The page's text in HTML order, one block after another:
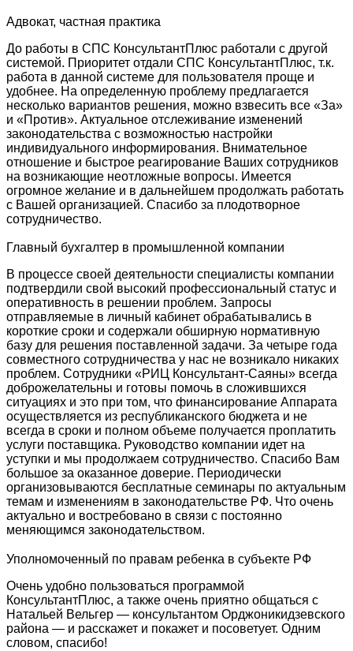
Адвокат, частная практика
До работы в СПС КонсультантПлюс работали с другой
системой. Приоритет отдали СПС КонсультантПлюс, т.к.
работа в данной системе для пользователя проще и
удобнее. На определенную проблему предлагается
несколько вариантов решения, можно взвесить все «За»
и «Против». Актуальное отслеживание изменений
законодательства с возможностью настройки
индивидуального информирования. Внимательное
отношение и быстрое реагирование Ваших сотрудников
на возникающие неотложные вопросы. Имеется
огромное желание и в дальнейшем продолжать работать
с Вашей организацией. Спасибо за плодотворное
сотрудничество.
Главный бухгалтер в промышленной компании
В процессе своей деятельности специалисты компании
подтвердили свой высокий профессиональный статус и
оперативность в решении проблем. Запросы
отправляемые в личный кабинет обрабатывались в
короткие сроки и содержали обширную нормативную
базу для решения поставленной задачи. За четыре года
совместного сотрудничества у нас не возникало никаких
проблем. Сотрудники «РИЦ Консультант-Саяны» всегда
доброжелательны и готовы помочь в сложившихся
ситуациях и это при том, что финансирование Аппарата
осуществляется из республиканского бюджета и не
всегда в сроки и полном объеме получается проплатить
услуги поставщика. Руководство компании идет на
уступки и мы продолжаем сотрудничество. Спасибо Вам
большое за оказанное доверие. Периодически
организовываются бесплатные семинары по актуальным
темам и изменениям в законодательстве РФ. Что очень
актуально и востребовано в связи с постоянно
меняющимся законодательством.
Уполномоченный по правам ребенка в субъекте РФ
Очень удобно пользоваться программой
КонсультантПлюс, а также очень приятно общаться с
Натальей Вельгер — консультантом Орджоникидзевского
района — и расскажет и покажет и посоветует. Одним
словом, спасибо!